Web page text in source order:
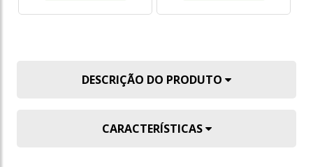
DESCRIÇÃO DO PRODUTO
CARACTERÍSTICAS